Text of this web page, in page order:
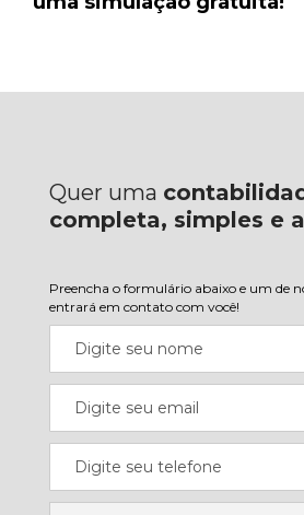
Quer uma
completa, simples e
Preencha o formulário abaixo e um de
entrará em contato com você!